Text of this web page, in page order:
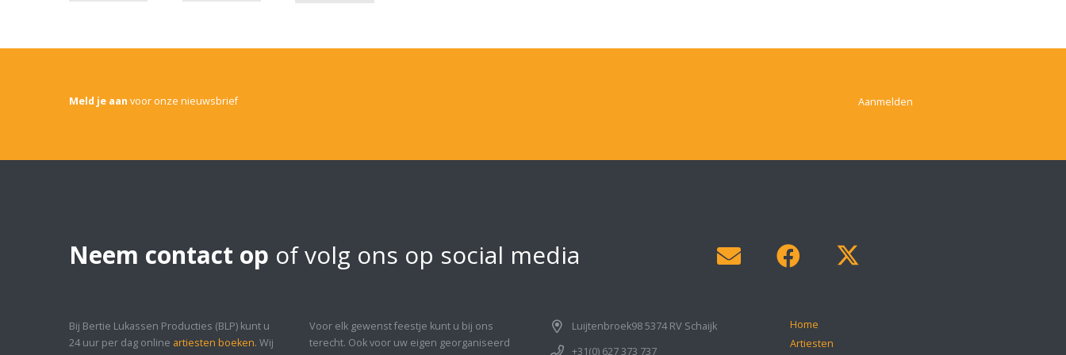
Meld je aan voor onze nieuwsbrief Aanmelden
Neem contact op of volg ons op social media
Bij Bertie Lukassen Producties (BLP) kunt u
24 uur per dag online artiesten boeken. Wij
Voor elk gewenst feestje kunt u bij ons
terecht. Ook voor uw eigen georganiseerd
Luijtenbroek98 5374 RV Schaijk
+31(0) 627 373 737
Home
Artiesten